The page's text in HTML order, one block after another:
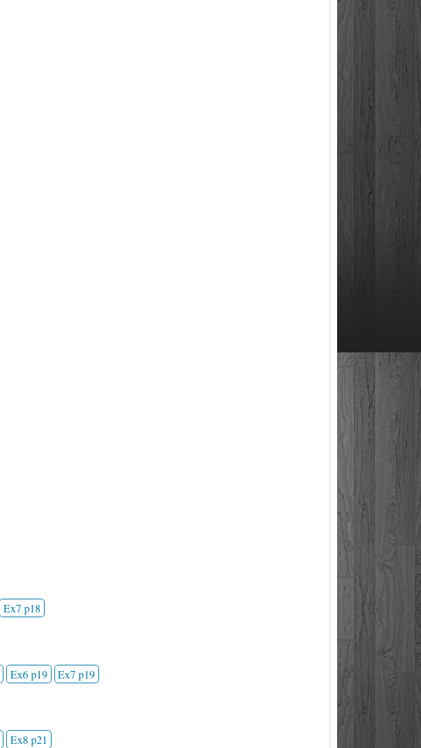
Ex7 p18
Ex6 p19 Ex7 p19
Ex8 p21